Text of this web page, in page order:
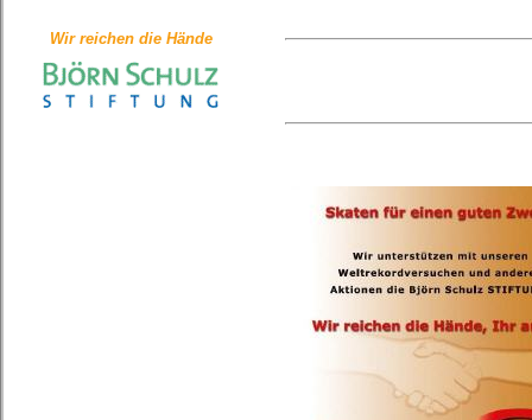
Wir reichen die Hände